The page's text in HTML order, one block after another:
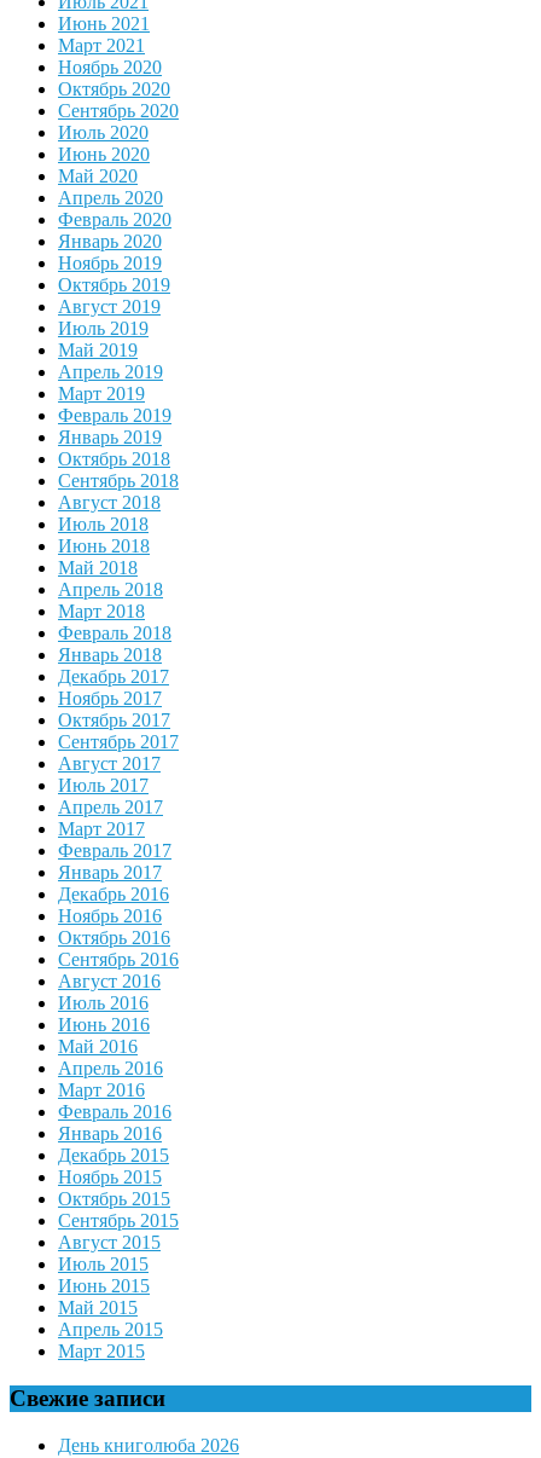
Июнь 2021
Март 2021
Ноябрь 2020
Октябрь 2020
Сентябрь 2020
Июль 2020
Июнь 2020
Май 2020
Апрель 2020
Февраль 2020
Январь 2020
Ноябрь 2019
Октябрь 2019
Август 2019
Июль 2019
Май 2019
Апрель 2019
Март 2019
Февраль 2019
Январь 2019
Октябрь 2018
Сентябрь 2018
Август 2018
Июль 2018
Июнь 2018
Май 2018
Апрель 2018
Март 2018
Февраль 2018
Январь 2018
Декабрь 2017
Ноябрь 2017
Октябрь 2017
Сентябрь 2017
Август 2017
Июль 2017
Апрель 2017
Март 2017
Февраль 2017
Январь 2017
Декабрь 2016
Ноябрь 2016
Октябрь 2016
Сентябрь 2016
Август 2016
Июль 2016
Июнь 2016
Май 2016
Апрель 2016
Март 2016
Февраль 2016
Январь 2016
Декабрь 2015
Ноябрь 2015
Октябрь 2015
Сентябрь 2015
Август 2015
Июль 2015
Июнь 2015
Май 2015
Апрель 2015
Март 2015
Свежие записи
День книголюба 2026